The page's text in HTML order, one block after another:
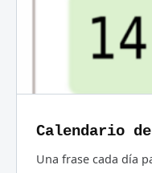
Calendario
Una frase cada día